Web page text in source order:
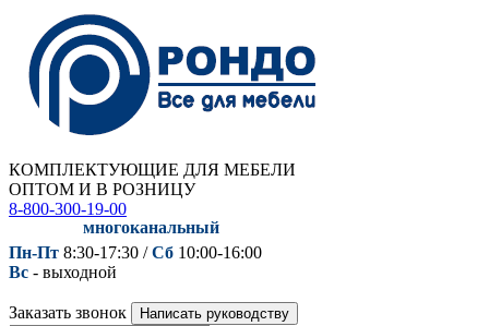
КОМПЛЕКТУЮЩИЕ ДЛЯ МЕБЕЛИ
ОПТОМ И В РОЗНИЦУ
8-800-300-19-00
многоканальный
Пн-Пт 8:30-17:30 /Сб 10:00-16:00
Вс - выходной
Заказать звонок Написать руководству